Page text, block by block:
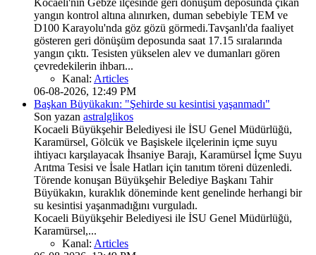
Kocaeli'nin Gebze ilçesinde geri dönüşüm deposunda çıkan
yangın kontrol altına alınırken, duman sebebiyle TEM ve
D100 Karayolu'nda göz gözü görmedi.Tavşanlı'da faaliyet
gösteren geri dönüşüm deposunda saat 17.15 sıralarında
yangın çıktı. Tesisten yükselen alev ve dumanları gören
çevredekilerin ihbarı...
Kanal: Articles
06-08-2026, 12:49 PM
Başkan Büyükakın: "Şehirde su kesintisi yaşanmadı"
Son yazan astralglikos
Kocaeli Büyükşehir Belediyesi ile İSU Genel Müdürlüğü,
Karamürsel, Gölcük ve Başiskele ilçelerinin içme suyu
ihtiyacı karşılayacak İhsaniye Barajı, Karamürsel İçme Suyu
Arıtma Tesisi ve İsale Hatları için tanıtım töreni düzenledi.
Törende konuşan Büyükşehir Belediye Başkanı Tahir
Büyükakın, kuraklık döneminde kent genelinde herhangi bir
su kesintisi yaşanmadığını vurguladı.
Kocaeli Büyükşehir Belediyesi ile İSU Genel Müdürlüğü,
Karamürsel,...
Kanal: Articles